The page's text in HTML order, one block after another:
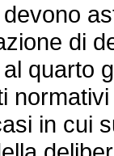
di
quarto
in cui